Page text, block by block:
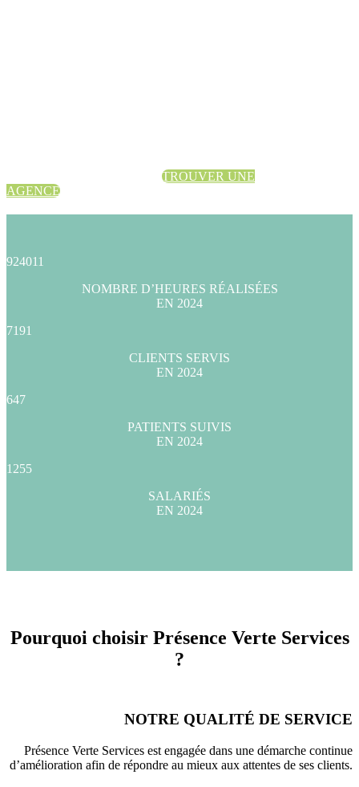
TROUVER UNE
AGENCE
924011
NOMBRE D’HEURES RÉALISÉES
EN 2024
7191
CLIENTS SERVIS
EN 2024
647
PATIENTS SUIVIS
EN 2024
1255
SALARIÉS
EN 2024
Pourquoi choisir Présence Verte Services
?
NOTRE QUALITÉ DE SERVICE
Présence Verte Services est engagée dans une démarche continue
d’amélioration afin de répondre au mieux aux attentes de ses clients.